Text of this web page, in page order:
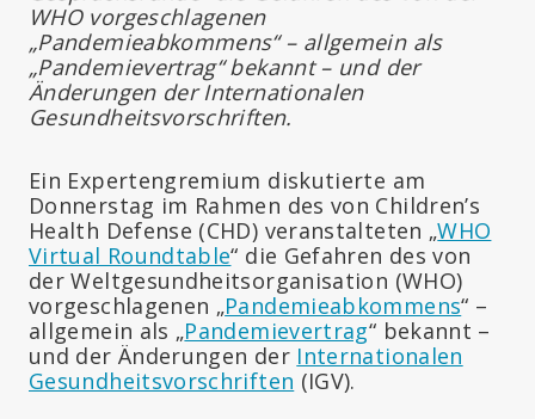
WHO vorgeschlagenen
„Pandemieabkommens“ – allgemein als
„Pandemievertrag“ bekannt – und der
Änderungen der Internationalen
Gesundheitsvorschriften.
Ein Expertengremium diskutierte am
Donnerstag im Rahmen des von Children’s
Health Defense (CHD) veranstalteten „WHO
Virtual Roundtable“ die Gefahren des von
der Weltgesundheitsorganisation (WHO)
vorgeschlagenen „Pandemieabkommens“ –
allgemein als „Pandemievertrag“ bekannt –
und der Änderungen der Internationalen
Gesundheitsvorschriften (IGV).